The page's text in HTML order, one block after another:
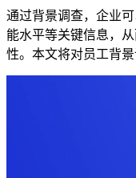
通过背景调查，企业
能水平等关键信息，
性。本文将对员工背